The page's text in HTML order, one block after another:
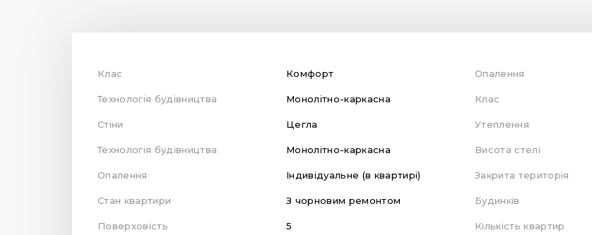
Клас Комфорт Опалення
Технологія будівництва Монолітно-каркасна Клас
Стіни Цегла Утеплення
Технологія будівництва Монолітно-каркасна Висота стелі
Опалення Індивідуальне (в квартирі) Закрита територія
Стан квартири З чорновим ремонтом Будинків
Поверховість 5 Кількість квартир